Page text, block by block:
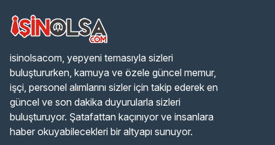
isinolsacom, yepyeni temasıyla sizleri
buluştururken, kamuya ve özele güncel memur,
işçi, personel alımlarını sizler için takip ederek en
güncel ve son dakika duyurularla sizleri
buluşturuyor. Şatafattan kaçınıyor ve insanlara
haber okuyabilecekleri bir altyapı sunuyor.